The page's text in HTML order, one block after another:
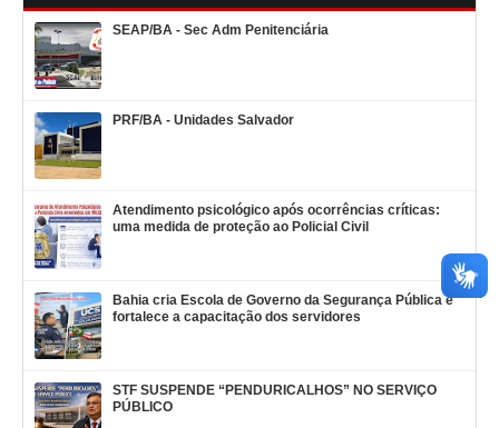
SEAP/BA - Sec Adm Penitenciária
PRF/BA - Unidades Salvador
Atendimento psicológico após ocorrências críticas:
uma medida de proteção ao Policial Civil
Bahia cria Escola de Governo da Segurança Pública e
fortalece a capacitação dos servidores
STF SUSPENDE “PENDURICALHOS” NO SERVIÇO
PÚBLICO